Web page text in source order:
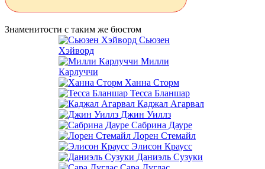
Знаменитости с таким же бюстом
Сьюзен
Хэйворд
Милли
Карлуччи
Ханна Сторм
Тесса Бланшар
Каджал Агарвал
Джин Уиллз
Сабрина Дауре
Лорен Стемайл
Элисон Краусс
Даниэль Сузуки